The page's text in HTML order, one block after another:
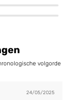
volgorde
24/05/2025